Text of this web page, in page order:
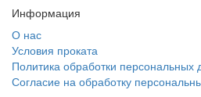
Информация
О нас
Условия проката
Политика обработки персональных
Согласие на обработку